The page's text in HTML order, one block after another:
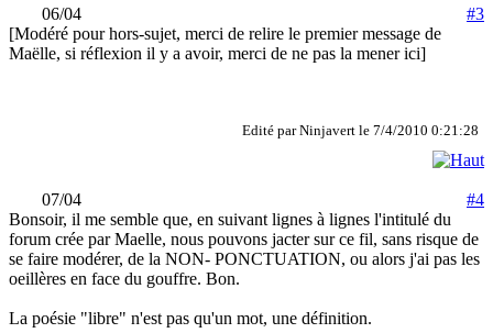
06/04
#3
[Modéré pour hors-sujet, merci de relire le premier message de
Maëlle, si réflexion il y a avoir, merci de ne pas la mener ici]
Edité par Ninjavert le 7/4/2010 0:21:28
07/04
#4
Bonsoir, il me semble que, en suivant lignes à lignes l'intitulé du
forum crée par Maelle, nous pouvons jacter sur ce fil, sans risque de
se faire modérer, de la NON- PONCTUATION, ou alors j'ai pas les
oeillères en face du gouffre. Bon.
La poésie "libre" n'est pas qu'un mot, une définition.